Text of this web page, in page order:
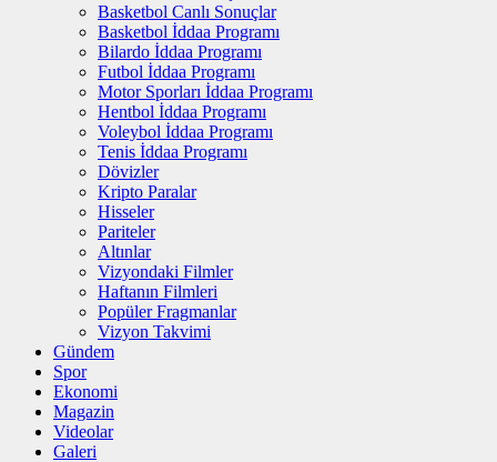
Basketbol Canlı Sonuçlar
Basketbol İddaa Programı
Bilardo İddaa Programı
Futbol İddaa Programı
Motor Sporları İddaa Programı
Hentbol İddaa Programı
Voleybol İddaa Programı
Tenis İddaa Programı
Dövizler
Kripto Paralar
Hisseler
Pariteler
Altınlar
Vizyondaki Filmler
Haftanın Filmleri
Popüler Fragmanlar
Vizyon Takvimi
Gündem
Spor
Ekonomi
Magazin
Videolar
Galeri